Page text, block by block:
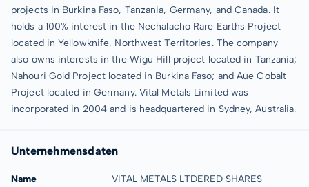
projects in Burkina Faso, Tanzania, Germany, and Canada. It
holds a 100% interest in the Nechalacho Rare Earths Project
located in Yellowknife, Northwest Territories. The company
also owns interests in the Wigu Hill project located in Tanzania;
Nahouri Gold Project located in Burkina Faso; and Aue Cobalt
Project located in Germany. Vital Metals Limited was
incorporated in 2004 and is headquartered in Sydney, Australia.
Unternehmensdaten
Name VITAL METALS LTDERED SHARES